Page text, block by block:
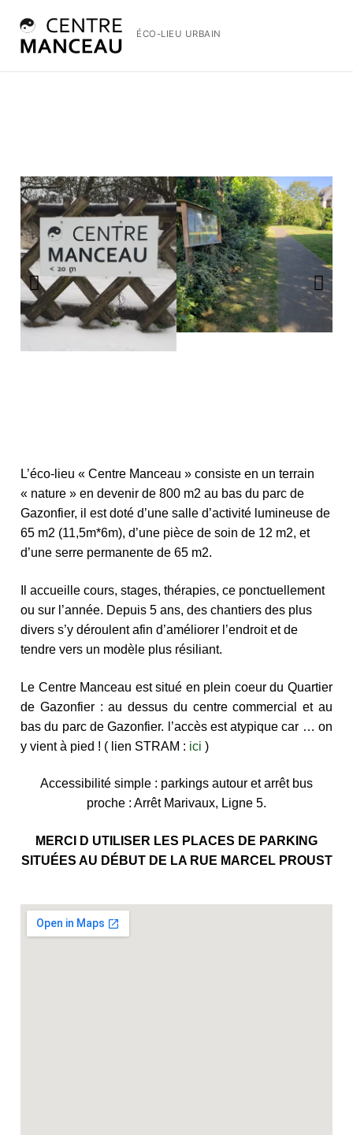
ÉCO-LIEU URBAIN
L’éco-lieu « Centre Manceau » consiste en un terrain
« nature » en devenir de 800 m2 au bas du parc de
Gazonfier, il est doté d’une salle d’activité lumineuse de
65 m2 (11,5m*6m), d’une pièce de soin de 12 m2, et
d’une serre permanente de 65 m2.
Il accueille cours, stages, thérapies, ce ponctuellement
ou sur l’année. Depuis 5 ans, des chantiers des plus
divers s’y déroulent afin d’améliorer l’endroit et de
tendre vers un modèle plus résiliant.
Le Centre Manceau est situé en plein coeur du Quartier
de Gazonfier : au dessus du centre commercial et au
bas du parc de Gazonfier. l’accès est atypique car … on
y vient à pied ! ( lien STRAM : ici )
Accessibilité simple : parkings autour et arrêt bus
proche : Arrêt Marivaux, Ligne 5.
MERCI D UTILISER LES PLACES DE PARKING
SITUÉES AU DÉBUT DE LA RUE MARCEL PROUST